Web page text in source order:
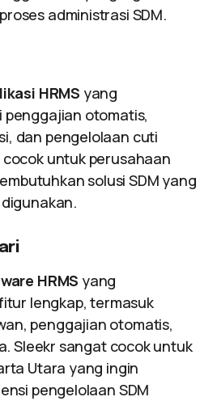
administrasi SDM.
HRMS yang
penggajian otomatis,
dan pengelolaan cuti
untuk perusahaan
solusi SDM yang
HRMS yang
lengkap, termasuk
penggajian otomatis,
Sleekr sangat cocok untuk
Utara yang ingin
pengelolaan SDM